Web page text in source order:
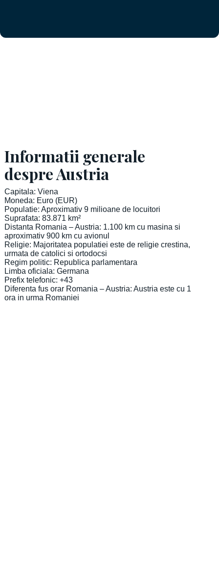
Informatii generale
despre Austria
Capitala: Viena
Moneda: Euro (EUR)
Populatie: Aproximativ 9 milioane de locuitori
Suprafata: 83.871 km²
Distanta Romania – Austria: 1.100 km cu masina si
aproximativ 900 km cu avionul
Religie: Majoritatea populatiei este de religie crestina,
urmata de catolici si ortodocsi
Regim politic: Republica parlamentara
Limba oficiala: Germana
Prefix telefonic: +43
Diferenta fus orar Romania – Austria: Austria este cu 1
ora in urma Romaniei